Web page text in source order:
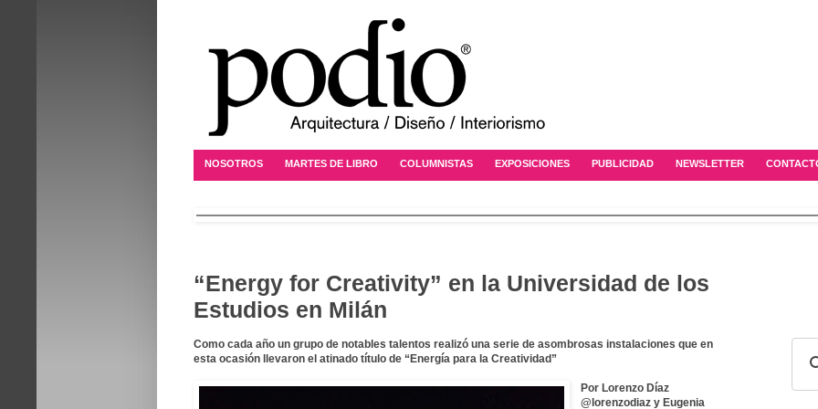
NOSOTROS MARTES DE LIBRO COLUMNISTAS EXPOSICIONES PUBLICIDAD NEWSLETTER
“Energy for Creativity” en la Universidad de los
Estudios en Milán
Como cada año un grupo de notables talentos realizó una serie de asombrosas instalaciones que en
esta ocasión llevaron el atinado título de “Energía para la Creatividad”
Por Lorenzo Díaz
@lorenzodiaz y Eugenia